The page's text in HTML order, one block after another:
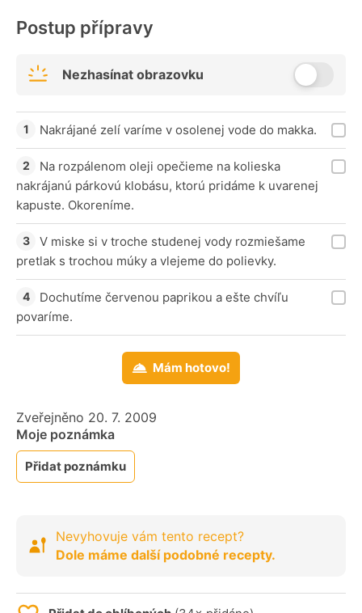
Postup přípravy
Nezhasínat obrazovku
Nakrájané zelí varíme v osolenej vode do makka.
Na rozpálenom oleji opečieme na kolieska
nakrájanú párkovú klobásu, ktorú pridáme k uvarenej
kapuste. Okoreníme.
V miske si v troche studenej vody rozmiešame
pretlak s trochou múky a vlejeme do polievky.
Dochutíme červenou paprikou a ešte chvíľu
povaríme.
Mám hotovo!
Zveřejněno 20. 7. 2009
Moje poznámka
Přidat poznámku
Nevyhovuje vám tento recept?
Dole máme další podobné recepty.